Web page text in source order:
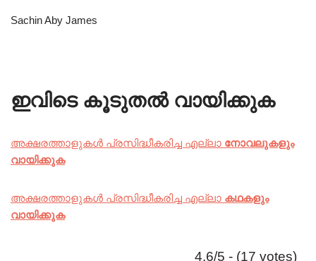
Sachin Aby James
ഇവിടെ കൂടുതൽ വായിക്കുക
അക്ഷരത്താളുകൾ പ്രസിദ്ധീകരിച്ച എല്ലാ നോവലുകളും
വായിക്കുക
അക്ഷരത്താളുകൾ പ്രസിദ്ധീകരിച്ച എല്ലാ കഥകളും
വായിക്കുക
4.6/5 - (17 votes)